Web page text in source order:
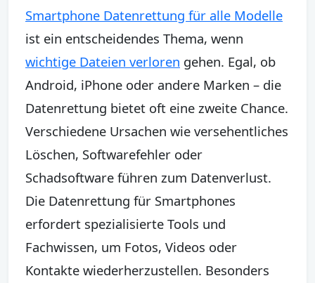
Smartphone Datenrettung für alle Modelle
ist ein entscheidendes Thema, wenn
wichtige Dateien verloren gehen. Egal, ob
Android, iPhone oder andere Marken – die
Datenrettung bietet oft eine zweite Chance.
Verschiedene Ursachen wie versehentliches
Löschen, Softwarefehler oder
Schadsoftware führen zum Datenverlust.
Die Datenrettung für Smartphones
erfordert spezialisierte Tools und
Fachwissen, um Fotos, Videos oder
Kontakte wiederherzustellen. Besonders